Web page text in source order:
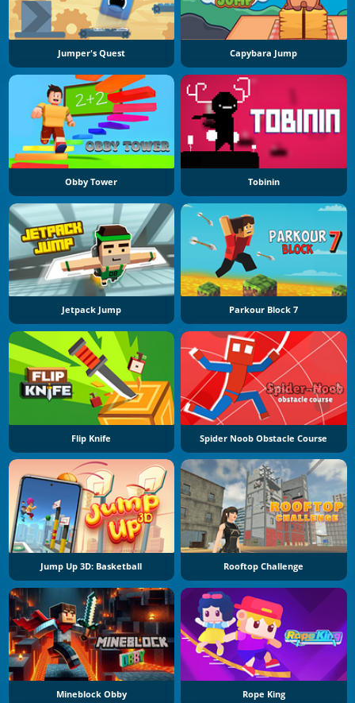
Jumper's Quest Capybara Jump
Obby Tower Tobinin
Jetpack Jump Parkour Block 7
Flip Knife Spider Noob Obstacle Course
Jump Up 3D: Basketball Rooftop Challenge
Mineblock Obby Rope King